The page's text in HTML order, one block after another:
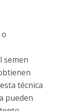
semen
técnica
pueden